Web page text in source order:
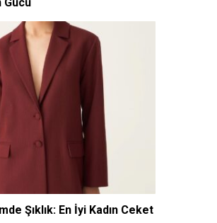
Şıklık: En İyi Kadın Ceket